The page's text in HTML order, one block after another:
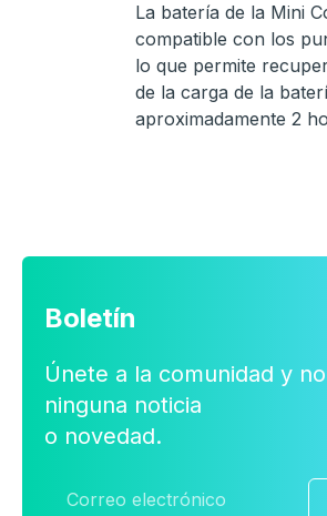
La batería de la Mini
compatible con los
lo que permite
de la carga de la
aproximadamente 2
Boletín
Únete a la comunidad y
ninguna noticia
o novedad.